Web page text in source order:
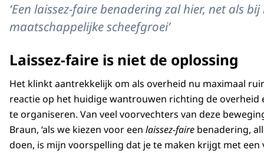
‘Een laissez-faire benadering zal hier, net als
maatschappelijke scheefgroei’
Laissez-faire is niet de oplossing
Het klinkt aantrekkelijk om als overheid nu maximaal
reactie op het huidige wantrouwen richting de
te organiseren. Van veel voorvechters van deze
Braun, ‘als we kiezen voor een laissez-faire benadering,
doen, is mijn voorspelling dat je te maken krijgt met